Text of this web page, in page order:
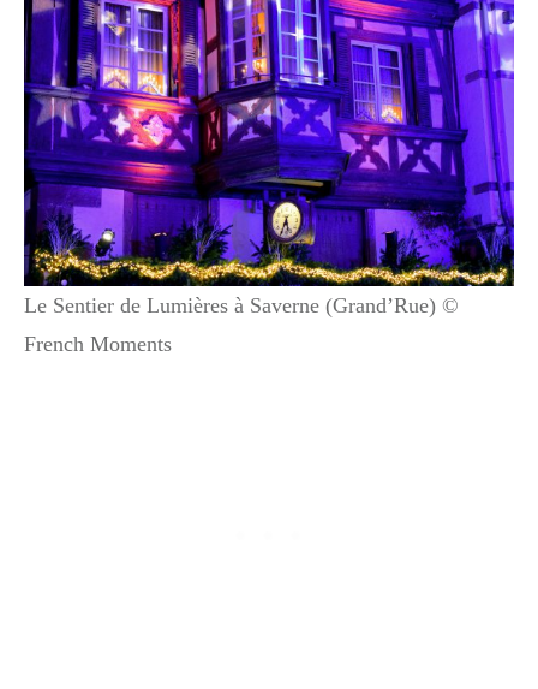
Le Sentier de Lumières à Saverne (Grand’Rue) ©
French Moments